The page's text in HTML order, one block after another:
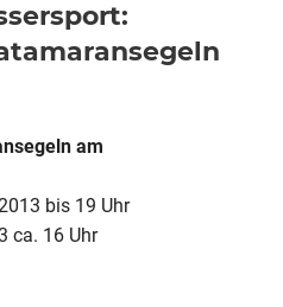
Wassersport:
&
am
bis 19 Uhr
ca. 16 Uhr